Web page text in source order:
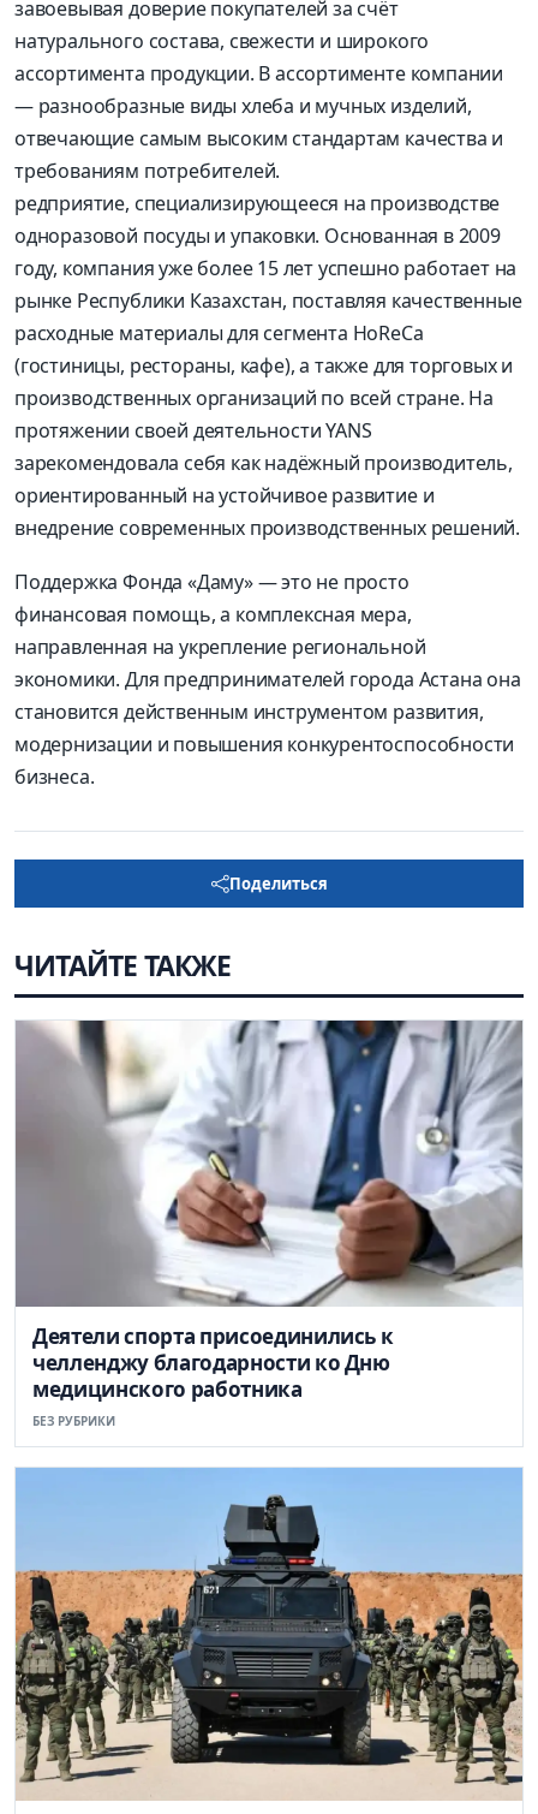
завоевывая доверие покупателей за счёт
натурального состава, свежести и широкого
ассортимента продукции. В ассортименте компании
— разнообразные виды хлеба и мучных изделий,
отвечающие самым высоким стандартам качества и
требованиям потребителей.
редприятие, специализирующееся на производстве
одноразовой посуды и упаковки. Основанная в 2009
году, компания уже более 15 лет успешно работает на
рынке Республики Казахстан, поставляя качественные
расходные материалы для сегмента HoReCa
(гостиницы, рестораны, кафе), а также для торговых и
производственных организаций по всей стране. На
протяжении своей деятельности YANS
зарекомендовала себя как надёжный производитель,
ориентированный на устойчивое развитие и
внедрение современных производственных решений.
Поддержка Фонда «Даму» — это не просто
финансовая помощь, а комплексная мера,
направленная на укрепление региональной
экономики. Для предпринимателей города Астана она
становится действенным инструментом развития,
модернизации и повышения конкурентоспособности
бизнеса.
Поделиться
ЧИТАЙТЕ ТАКЖЕ
Деятели спорта присоединились к
челленджу благодарности ко Дню
медицинского работника
БЕЗ РУБРИКИ